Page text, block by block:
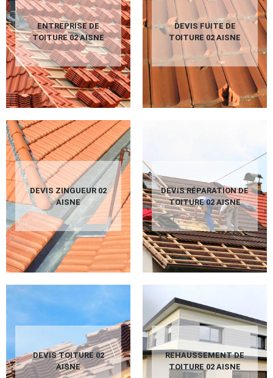
ENTREPRISE DE
TOITURE 02 AISNE
DEVIS FUITE DE
TOITURE 02 AISNE
DEVIS ZINGUEUR 02
AISNE
DEVIS RÉPARATION DE
TOITURE 02 AISNE
DEVIS TOITURE 02
AISNE
REHAUSSEMENT DE
TOITURE 02 AISNE